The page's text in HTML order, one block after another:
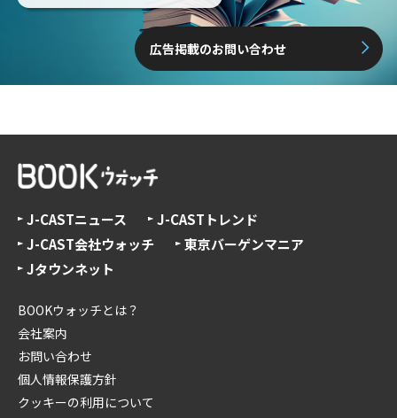
広告掲載のお問い合わせ
J-CASTニュース
J-CASTトレンド
J-CAST会社ウォッチ
東京バーゲンマニア
Jタウンネット
BOOKウォッチとは？
会社案内
お問い合わせ
個人情報保護方針
クッキーの利用について